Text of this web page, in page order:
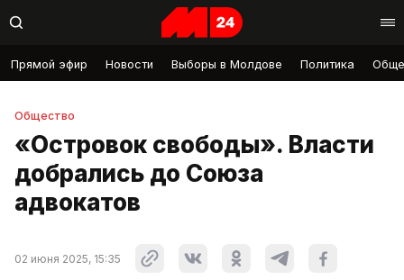
Прямой эфир Новости Выборы в Молдове Политика
Общество
«Островок свободы». Власти
добрались до Союза
адвокатов
02 июня 2025, 15:35